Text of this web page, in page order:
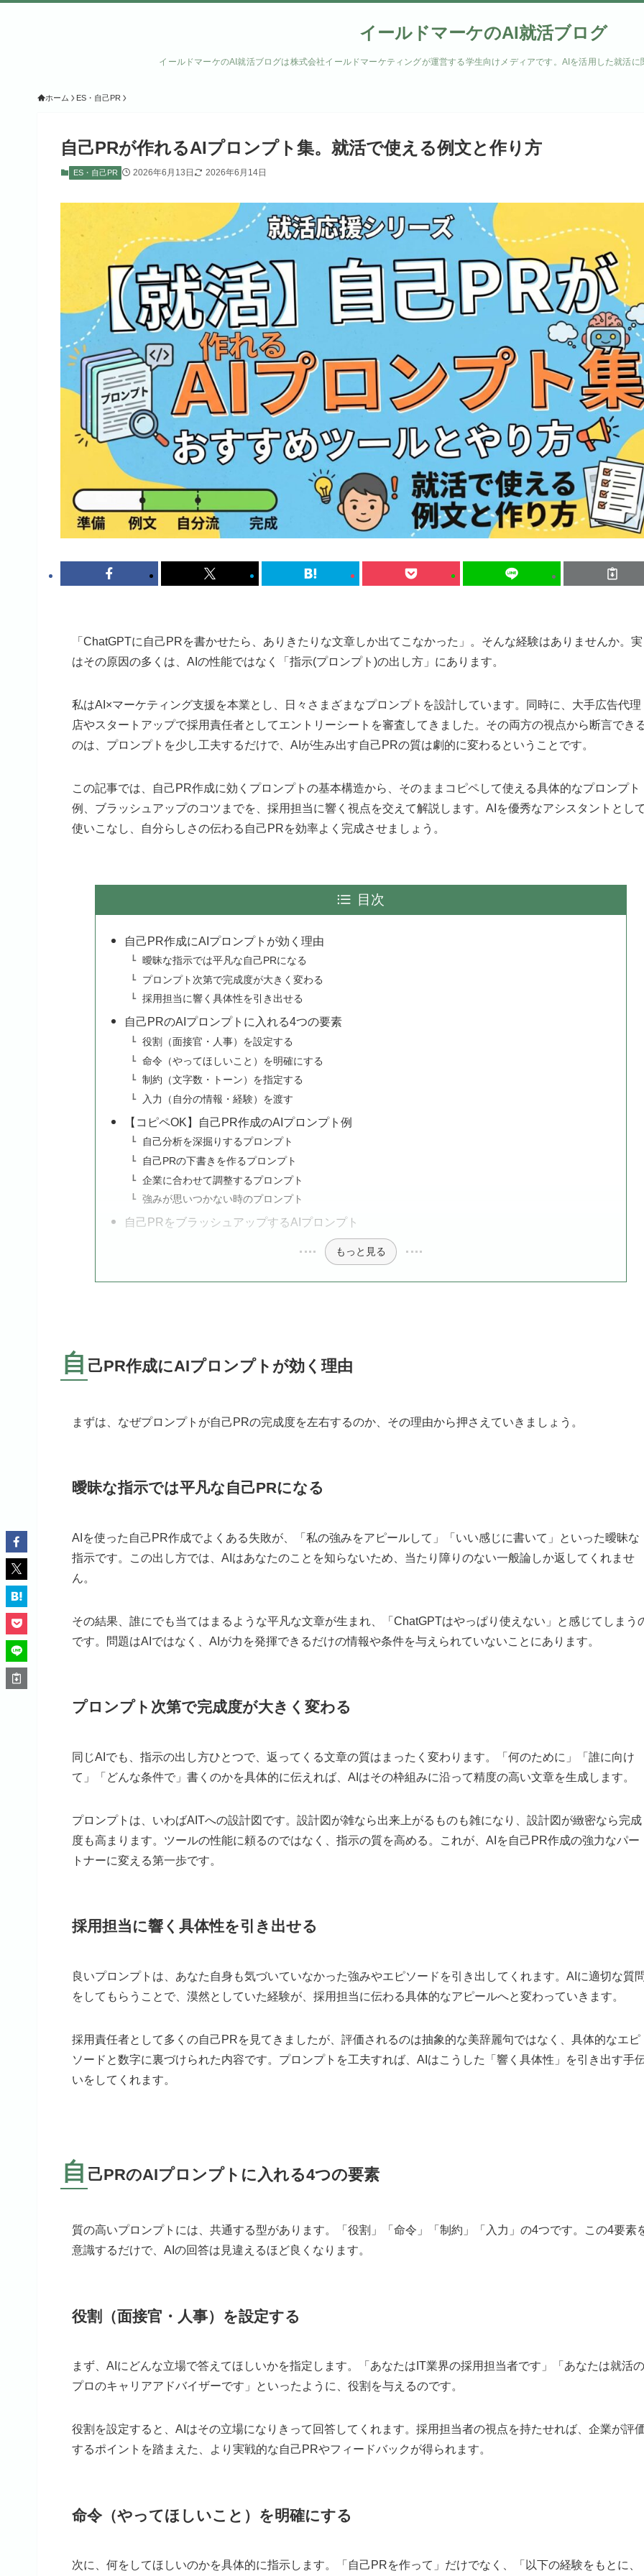
イールドマーケのAI就活ブログ
イールドマーケのAI就活ブログは株式会社イールドマーケティングが運営する学生向けメディアです。AIを活用した就活
ホーム ES・自己PR
自己PRが作れるAIプロンプト集。就活で使える例文と作り方
ES・自己PR 2026年6月13日 2026年6月14日
「ChatGPTに自己PRを書かせたら、ありきたりな文章しか出てこなかった」。そんな経験はありませんか。実
はその原因の多くは、AIの性能ではなく「指示(プロンプト)の出し方」にあります。
私はAI×マーケティング支援を本業とし、日々さまざまなプロンプトを設計しています。同時に、大手広告代理
店やスタートアップで採用責任者としてエントリーシートを審査してきました。その両方の視点から断言でき
のは、プロンプトを少し工夫するだけで、AIが生み出す自己PRの質は劇的に変わるということです。
この記事では、自己PR作成に効くプロンプトの基本構造から、そのままコピペして使える具体的なプロンプト
例、ブラッシュアップのコツまでを、採用担当に響く視点を交えて解説します。AIを優秀なアシスタントとし
使いこなし、自分らしさの伝わる自己PRを効率よく完成させましょう。
目次
自己PR作成にAIプロンプトが効く理由
曖昧な指示では平凡な自己PRになる
プロンプト次第で完成度が大きく変わる
採用担当に響く具体性を引き出せる
自己PRのAIプロンプトに入れる4つの要素
役割（面接官・人事）を設定する
命令（やってほしいこと）を明確にする
制約（文字数・トーン）を指定する
入力（自分の情報・経験）を渡す
【コピペOK】自己PR作成のAIプロンプト例
自己分析を深掘りするプロンプト
自己PRの下書きを作るプロンプト
企業に合わせて調整するプロンプト
強みが思いつかない時のプロンプト
自己PRをブラッシュアップするAIプロンプト
もっと見る
自 己PR作成にAIプロンプトが効く理由
まずは、なぜプロンプトが自己PRの完成度を左右するのか、その理由から押さえていきましょう。
曖昧な指示では平凡な自己PRになる
AIを使った自己PR作成でよくある失敗が、「私の強みをアピールして」「いい感じに書いて」といった曖昧な
指示です。この出し方では、AIはあなたのことを知らないため、当たり障りのない一般論しか返してくれませ
ん。
その結果、誰にでも当てはまるような平凡な文章が生まれ、「ChatGPTはやっぱり使えない」と感じてしまう
です。問題はAIではなく、AIが力を発揮できるだけの情報や条件を与えられていないことにあります。
プロンプト次第で完成度が大きく変わる
同じAIでも、指示の出し方ひとつで、返ってくる文章の質はまったく変わります。「何のために」「誰に向け
て」「どんな条件で」書くのかを具体的に伝えれば、AIはその枠組みに沿って精度の高い文章を生成します。
プロンプトは、いわばAITへの設計図です。設計図が雑なら出来上がるものも雑になり、設計図が緻密なら完成
度も高まります。ツールの性能に頼るのではなく、指示の質を高める。これが、AIを自己PR作成の強力なパー
トナーに変える第一歩です。
採用担当に響く具体性を引き出せる
良いプロンプトは、あなた自身も気づいていなかった強みやエピソードを引き出してくれます。AIに適切な質
をしてもらうことで、漠然としていた経験が、採用担当に伝わる具体的なアピールへと変わっていきます。
採用責任者として多くの自己PRを見てきましたが、評価されるのは抽象的な美辞麗句ではなく、具体的なエピ
ソードと数字に裏づけられた内容です。プロンプトを工夫すれば、AIはこうした「響く具体性」を引き出す手
いをしてくれます。
自 己PRのAIプロンプトに入れる4つの要素
質の高いプロンプトには、共通する型があります。「役割」「命令」「制約」「入力」の4つです。この4要素
意識するだけで、AIの回答は見違えるほど良くなります。
役割（面接官・人事）を設定する
まず、AIにどんな立場で答えてほしいかを指定します。「あなたはIT業界の採用担当者です」「あなたは就活の
プロのキャリアアドバイザーです」といったように、役割を与えるのです。
役割を設定すると、AIはその立場になりきって回答してくれます。採用担当者の視点を持たせれば、企業が評
するポイントを踏まえた、より実戦的な自己PRやフィードバックが得られます。
命令（やってほしいこと）を明確にする
次に、何をしてほしいのかを具体的に指示します。「自己PRを作って」だけでなく、「以下の経験をもとに、